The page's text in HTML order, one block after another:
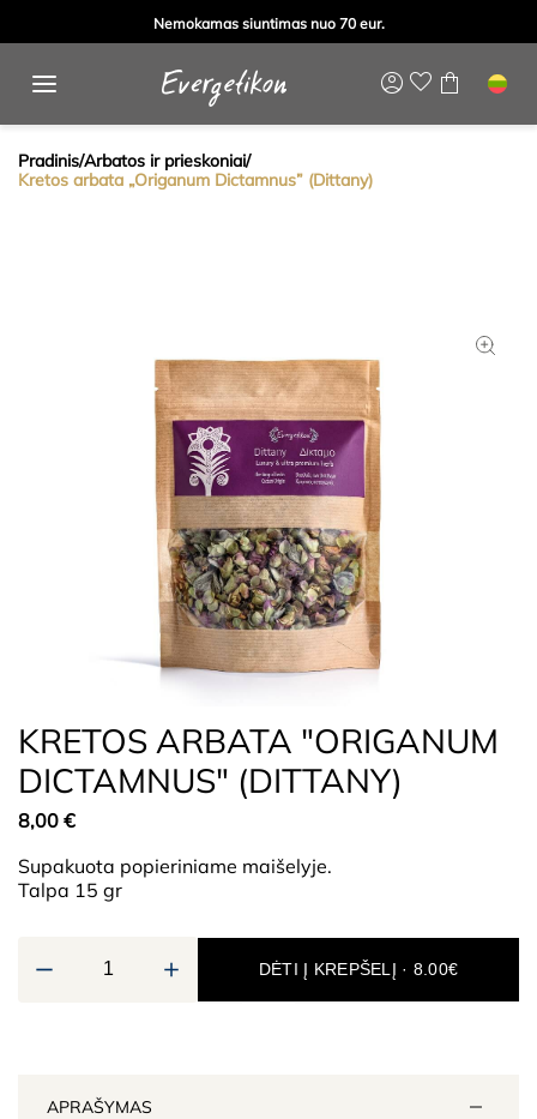
Nemokamas siuntimas nuo 70 eur.
Pradinis/Arbatos ir prieskoniai/
Kretos arbata „Origanum Dictamnus” (Dittany)
KRETOS ARBATA "ORIGANUM
DICTAMNUS" (DITTANY)
8,00 €
Supakuota popieriniame maišelyje.
Talpa 15 gr
DĖTI Į KREPŠELĮ · 8.00€
APRAŠYMAS